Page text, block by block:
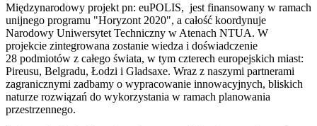
Międzynarodowy projekt pn: euPOLIS, jest finansowany w ramach
unijnego programu "Horyzont 2020", a całość koordynuje
Narodowy Uniwersytet Techniczny w Atenach NTUA. W
projekcie zintegrowana zostanie wiedza i doświadczenie
28 podmiotów z całego świata, w tym czterech europejskich miast:
Pireusu, Belgradu, Łodzi i Gladsaxe. Wraz z naszymi partnerami
zagranicznymi zadbamy o wypracowanie innowacyjnych, bliskich
naturze rozwiązań do wykorzystania w ramach planowania
przestrzennego.